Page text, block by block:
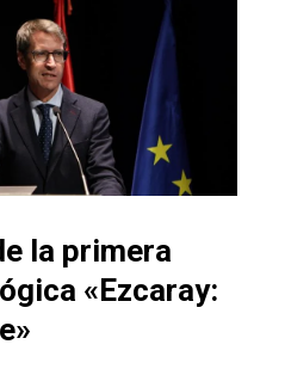
la primera
«Ezcaray: